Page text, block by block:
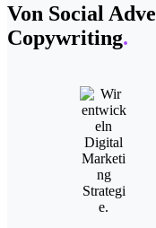
Von Social
Copywriting.